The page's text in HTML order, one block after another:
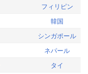
フィリピン
韓国
シンガポール
ネパール
タイ